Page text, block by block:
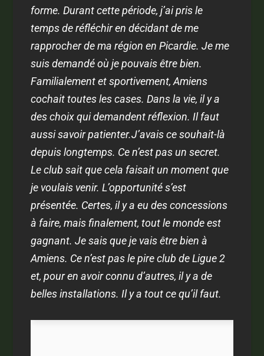
forme. Durant cette période, j’ai pris le
temps de réfléchir en décidant de me
rapprocher de ma région en Picardie. Je me
suis demandé où je pouvais être bien.
Familialement et sportivement, Amiens
cochait toutes les cases. Dans la vie, il y a
des choix qui demandent réflexion. Il faut
aussi savoir patienter.J’avais ce souhait-là
depuis longtemps. Ce n’est pas un secret.
Le club sait que cela faisait un moment que
je voulais venir. L’opportunité s’est
présentée. Certes, il y a eu des concessions
à faire, mais finalement, tout le monde est
gagnant. Je sais que je vais être bien à
Amiens. Ce n’est pas le pire club de Ligue 2
et, pour en avoir connu d’autres, il y a de
belles installations. Il y a tout ce qu’il faut.